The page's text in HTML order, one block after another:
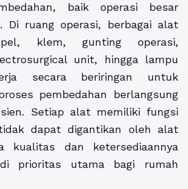
baik operasi besar
Di ruang operasi, berbagai alat
klem, gunting operasi,
unit, hingga lampu
secara beriringan untuk
pembedahan berlangsung
Setiap alat memiliki fungsi
dapat digantikan oleh alat
kualitas dan ketersediaannya
prioritas utama bagi rumah